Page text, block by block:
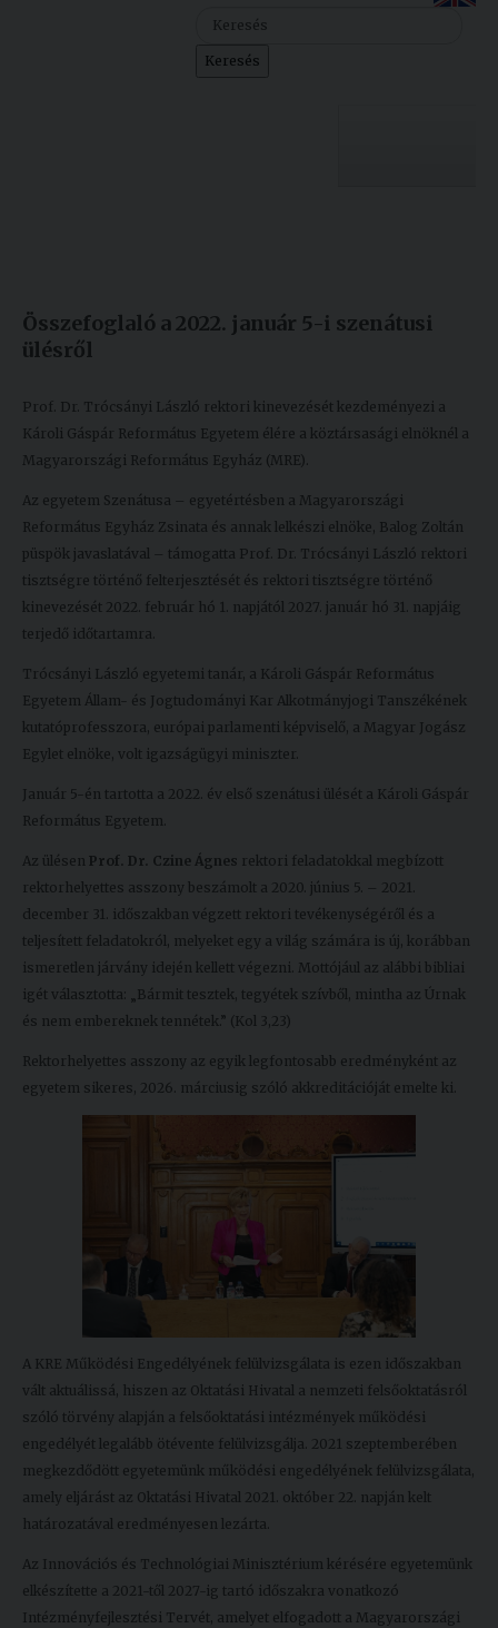
Sport
Akadémia
Keresés
Kutatás
Kiadványok
Nemzetközi
kapcsolatok
Sajtó
Sport
Összefoglaló a 2022. január 5-i szenátusi
ülésről
Prof. Dr. Trócsányi László rektori kinevezését kezdeményezi a
Károli Gáspár Református Egyetem élére a köztársasági elnöknél a
Magyarországi Református Egyház (MRE).
Az egyetem Szenátusa – egyetértésben a Magyarországi
Református Egyház Zsinata és annak lelkészi elnöke, Balog Zoltán
püspök javaslatával – támogatta Prof. Dr. Trócsányi László rektori
tisztségre történő felterjesztését és rektori tisztségre történő
kinevezését 2022. február hó 1. napjától 2027. január hó 31. napjáig
terjedő időtartamra.
Trócsányi László egyetemi tanár, a Károli Gáspár Református
Egyetem Állam- és Jogtudományi Kar Alkotmányjogi Tanszékének
kutatóprofesszora, európai parlamenti képviselő, a Magyar Jogász
Egylet elnöke, volt igazságügyi miniszter.
Január 5-én tartotta a 2022. év első szenátusi ülését a Károli Gáspár
Református Egyetem.
Az ülésen Prof. Dr. Czine Ágnes rektori feladatokkal megbízott
rektorhelyettes asszony beszámolt a 2020. június 5. – 2021.
december 31. időszakban végzett rektori tevékenységéről és a
teljesített feladatokról, melyeket egy a világ számára is új, korábban
ismeretlen járvány idején kellett végezni. Mottójául az alábbi bibliai
igét választotta: „Bármit tesztek, tegyétek szívből, mintha az Úrnak
és nem embereknek tennétek.” (Kol 3,23)
Rektorhelyettes asszony az egyik legfontosabb eredményként az
egyetem sikeres, 2026. márciusig szóló akkreditációját emelte ki.
A KRE Működési Engedélyének felülvizsgálata is ezen időszakban
vált aktuálissá, hiszen az Oktatási Hivatal a nemzeti felsőoktatásról
szóló törvény alapján a felsőoktatási intézmények működési
engedélyét legalább ötévente felülvizsgálja. 2021 szeptemberében
megkezdődött egyetemünk működési engedélyének felülvizsgálata,
amely eljárást az Oktatási Hivatal 2021. október 22. napján kelt
határozatával eredményesen lezárta.
Az Innovációs és Technológiai Minisztérium kérésére egyetemünk
elkészítette a 2021-től 2027-ig tartó időszakra vonatkozó
Intézményfejlesztési Tervét, amelyet elfogadott a Magyarországi